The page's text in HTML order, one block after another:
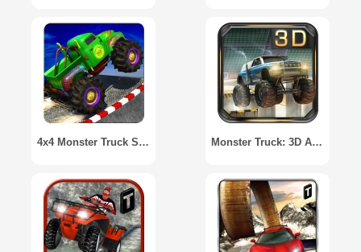
4x4 Monster Truck Stunts 3D Monster Truck: 3D Arena Stunts